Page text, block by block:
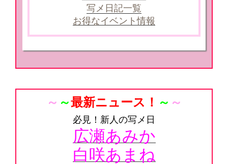
写メ日記一覧
お得なイベント情報
～ ～最新ニュース！ ～ ～
必見！新人の写メ日
広瀬あみか
白咲あまね